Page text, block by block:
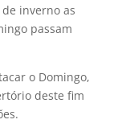
inverno as
passam
o Domingo,
deste fim